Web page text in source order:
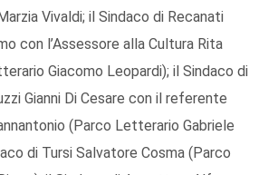
Vivaldi; il Sindaco di Recanati
con l’Assessore alla Cultura Rita
Giacomo Leopardi); il Sindaco di
Gianni Di Cesare con il referente
(Parco Letterario Gabriele
di Tursi Salvatore Cosma (Parco